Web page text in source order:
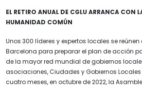
EL RETIRO ANUAL DE CGLU ARRANCA CON
HUMANIDAD COMÚN
Unos 300 líderes y expertos locales se
Barcelona para preparar el plan de acción
de la mayor red mundial de gobiernos
asociaciones, Ciudades y Gobiernos Locales
cuatro meses, en octubre de 2022, la